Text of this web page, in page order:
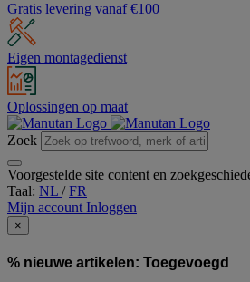
Gratis levering vanaf €100
Eigen montagedienst
Oplossingen op maat
Zoek
Voorgestelde site content en
Taal: NL /FR
Mijn account Inloggen
×
% nieuwe artikelen: Toegevoegd